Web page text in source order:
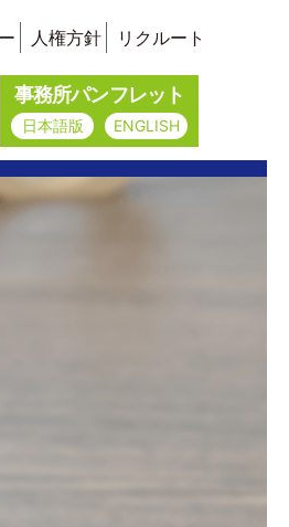
人権方針 リクルート
事務所パンフレット
日本語版 ENGLISH